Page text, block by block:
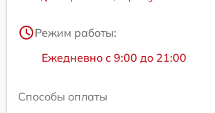
Режим работы:
Ежедневно с 9:00 до 21:00
Способы оплаты